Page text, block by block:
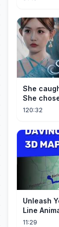
She
She
120:32
Unleash
Line
11:29